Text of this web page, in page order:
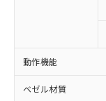
動作機能
ベゼル材質